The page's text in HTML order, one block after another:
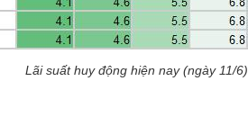
Lãi suất huy động hiện nay (ngày 11/6)